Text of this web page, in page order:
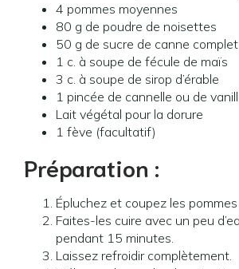
4 pommes moyennes
80 g de poudre de noisettes
50 g de sucre de canne complet
1 c. à soupe de fécule de maïs
3 c. à soupe de sirop d’érable
1 pincée de cannelle ou de
Lait végétal pour la dorure
1 fève (facultatif)
Préparation :
Épluchez et coupez les
Faites-les cuire avec un peu
pendant 15 minutes.
Laissez refroidir complètement.